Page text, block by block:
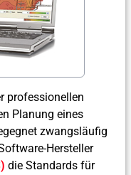
professionellen
Planung eines
zwangsläufig
Hersteller
die Standards für